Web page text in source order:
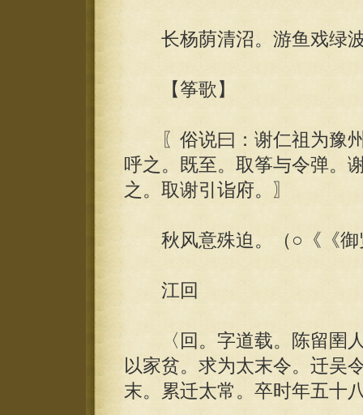
长杨荫清沼。游鱼戏绿波
【筝歌】
〖俗说曰：谢仁祖为豫州
呼之。既至。取筝与令弹。
之。取谢引诣府。〗
秋风意殊迫。（○《《御
江回
〈回。字道载。陈留圉人
以家贫。求为太末令。迁吴
末。累迁太常。卒时年五十